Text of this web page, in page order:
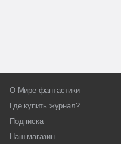
О Мире фантастики
Где купить журнал?
Подписка
Наш магазин